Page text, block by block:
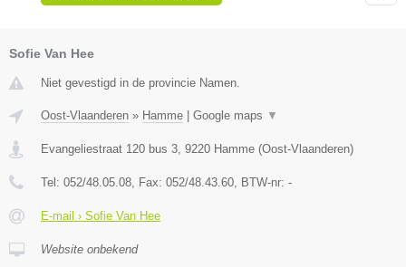
Sofie Van Hee
Niet gevestigd in de provincie Namen.
Oost-Vlaanderen » Hamme | Google maps ▼
Evangeliestraat 120 bus 3 9220 Hamme (Oost-Vlaanderen)
Tel: 052/48.05.08 , Fax: 052/48.43.60 , BTW-nr: -
E-mail › Sofie Van Hee
Website onbekend